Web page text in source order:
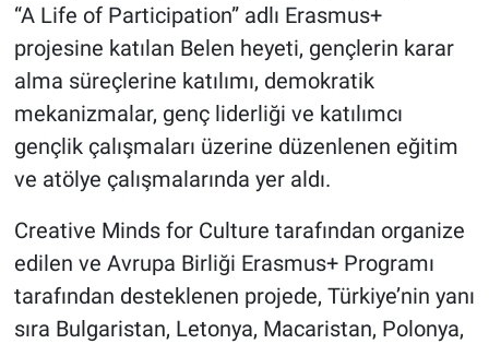
“A Life of Participation” adlı Erasmus+
projesine katılan Belen heyeti, gençlerin karar
alma süreçlerine katılımı, demokratik
mekanizmalar, genç liderliği ve katılımcı
gençlik çalışmaları üzerine düzenlenen eğitim
ve atölye çalışmalarında yer aldı.
Creative Minds for Culture tarafından organize
edilen ve Avrupa Birliği Erasmus+ Programı
tarafından desteklenen projede, Türkiye’nin yanı
sıra Bulgaristan, Letonya, Macaristan, Polonya,